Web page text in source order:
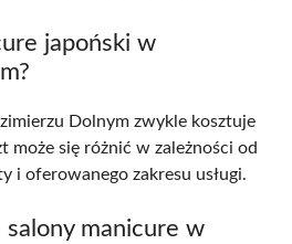
japoński w
Dolnym zwykle kosztuje
może się różnić w zależności od
i oferowanego zakresu usługi.
salony manicure w